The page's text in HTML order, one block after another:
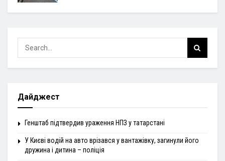
Дайджест
Генштаб підтвердив ураження НПЗ у татарстані
У Києві водій на авто врізався у вантажівку, загинули його
дружина і дитина – поліція